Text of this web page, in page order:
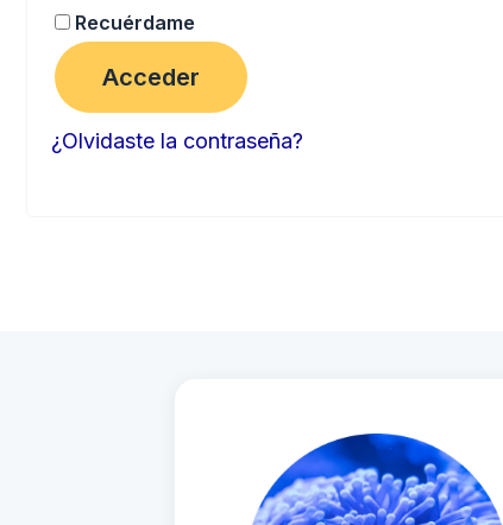
Recuérdame
Acceder
¿Olvidaste la contraseña?